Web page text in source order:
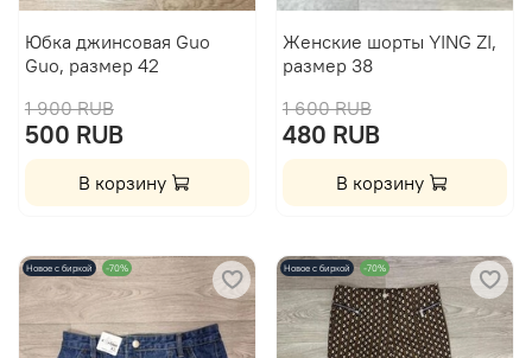
Юбка джинсовая Guo
Guo, размер 42
1 900 RUB
500 RUB
В корзину
Женские шорты YING ZI,
размер 38
1 600 RUB
480 RUB
В корзину
Новое с биркой -70% Новое с биркой -70%